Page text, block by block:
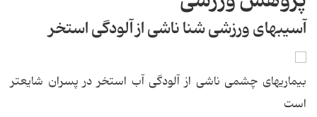
آسیبهای ورزشی شنا ناشی از آلودگی استخر
بیماریهای چشمی ناشی از آلودگی آب استخر در پسران شایعتر
است